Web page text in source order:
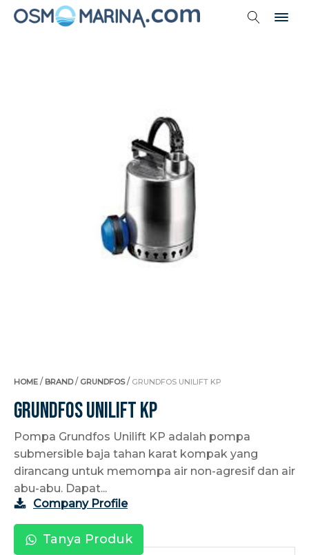
HOME / BRAND/ GRUNDFOS/ GRUNDFOS UNILIFT KP
Grundfos Unilift KP
Pompa Grundfos Unilift KP adalah pompa
submersible baja tahan karat kompak yang
dirancang untuk memompa air non-agresif dan air
abu-abu. Dapat...
Company Profile
Tanya Produk